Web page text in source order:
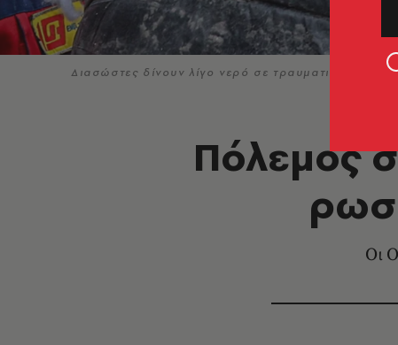
Διασώστες δίνουν λίγο νερό σε τραυματισμένη
Πόλεμος
Οι